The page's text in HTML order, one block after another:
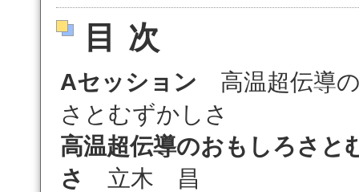
目次
Aセッション 高温超伝導
さとむずかしさ
高温超伝導のおもしろさと
さ
立木 昌